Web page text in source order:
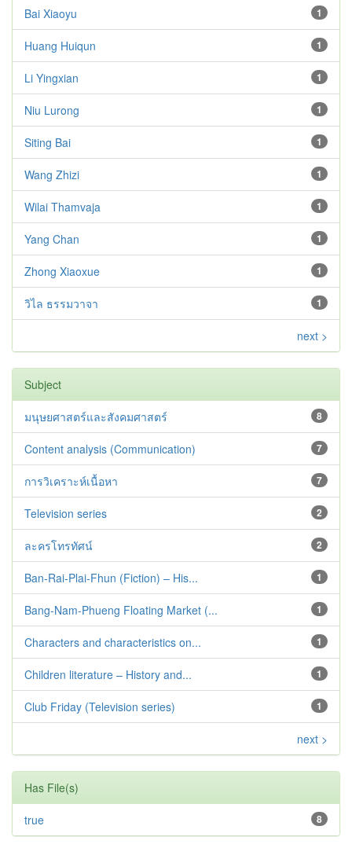
1
Bai Xiaoyu
1
Huang Huiqun
1
Li Yingxian
1
Niu Lurong
1
Siting Bai
1
Wang Zhizi
1
Wilai Thamvaja
1
Yang Chan
1
Zhong Xiaoxue
1
วิไล ธรรมวาจา
next >
Subject
8
มนุษยศาสตร์และสังคมศาสตร์
7
Content analysis (Communication)
7
การวิเคราะห์เนื้อหา
2
Television series
2
ละครโทรทัศน์
1
Ban-Rai-Plai-Fhun (Fiction) – His...
1
Bang-Nam-Phueng Floating Market (...
1
Characters and characteristics on...
1
Children literature – History and...
1
Club Friday (Television series)
next >
Has File(s)
8
true